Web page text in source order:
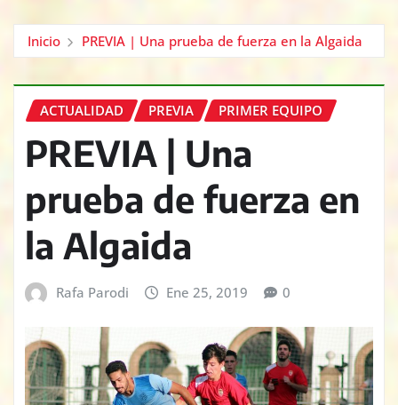
Inicio PREVIA | Una prueba de fuerza en la Algaida
ACTUALIDAD PREVIA PRIMER EQUIPO
PREVIA | Una
prueba de fuerza en
la Algaida
Rafa Parodi Ene 25, 2019 0